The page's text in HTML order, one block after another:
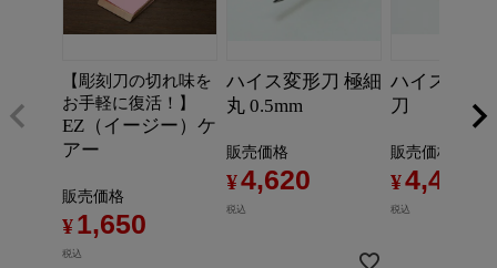
【彫刻刀の切れ味を
お手軽に復活！】
EZ（イージー）ケ
アー
販売価格
¥1,650
税込
ハイス変形刀 極細
丸 0.5mm
販売価格
¥4,620
税込
ハイス変形
刀
販売価格
¥4,400
税込